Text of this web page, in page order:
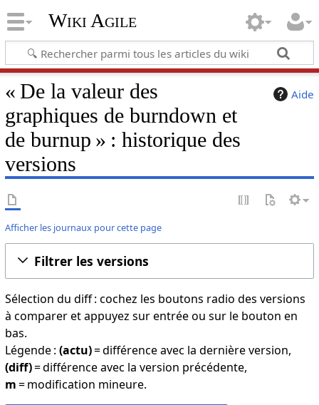
Wiki Agile
Aide
« De la valeur des
graphiques de burndown et
de burnup » : historique des
versions
Afficher les journaux pour cette page
Filtrer les versions
Sélection du diff : cochez les boutons radio des versions
à comparer et appuyez sur entrée ou sur le bouton en
bas.
Légende : (actu)= différence avec la dernière version,
(diff)= différence avec la version précédente,
m= modification mineure.